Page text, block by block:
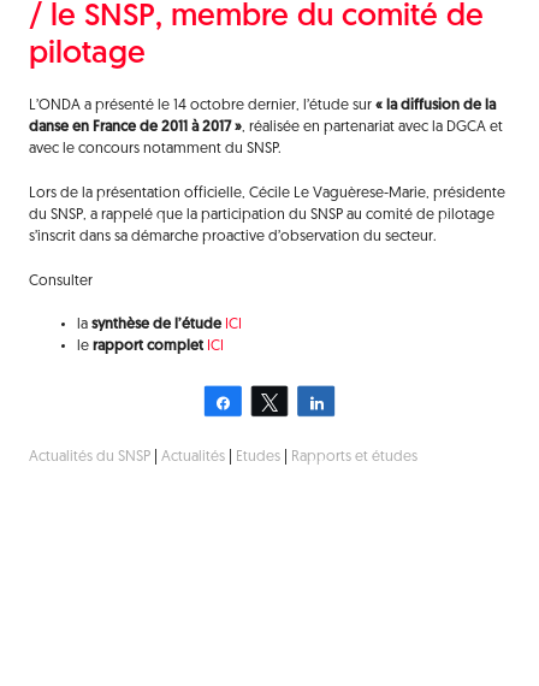
/ le SNSP, membre du comité de
pilotage
L’ONDA a présenté le 14 octobre dernier, l’étude sur « la diffusion de la
danse en France de 2011 à 2017 », réalisée en partenariat avec la DGCA et
avec le concours notamment du SNSP.
Lors de la présentation officielle, Cécile Le Vaguèrese-Marie, présidente
du SNSP, a rappelé que la participation du SNSP au comité de pilotage
s’inscrit dans sa démarche proactive d’observation du secteur.
Consulter
la synthèse de l’étude ICI
le rapport complet ICI
Partagez Tweetez
Actualités du SNSP| Actualités| Etudes| Rapports et études